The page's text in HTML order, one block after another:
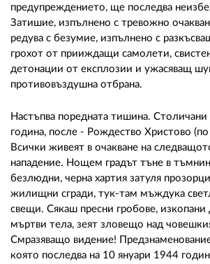
предупреждението, ще последва
Затишие, изпълнено с тревожно
редува с безумие, изпълнено с
грохот от прииждащи самолети,
детонации от експлозии и ужасяващ
противовъздушна отбрана.
Настъпва поредната тишина.
година, после - Рождество Христово (по
Всички живеят в очакване на
нападение. Нощем градът тъне в
безлюдни, черна хартия затуля
жилищни сгради, тук-там мъждука
свещи. Сякаш пресни гробове, изкопани
мъртви тела, зеят зловещо над
Смразяващо видение! Предзнаменование
която последва на 10 януари 1944